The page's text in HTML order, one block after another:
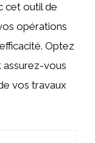
cet outil de
opérations
Optez
assurez-vous
vos travaux